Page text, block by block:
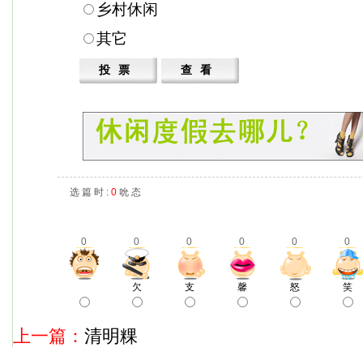
乡村休闲
其它
选 篇 时 : 0 吮 态
0 0 0 0 0 0
欠 支 馨 怒 笑
上一篇： 清明粿